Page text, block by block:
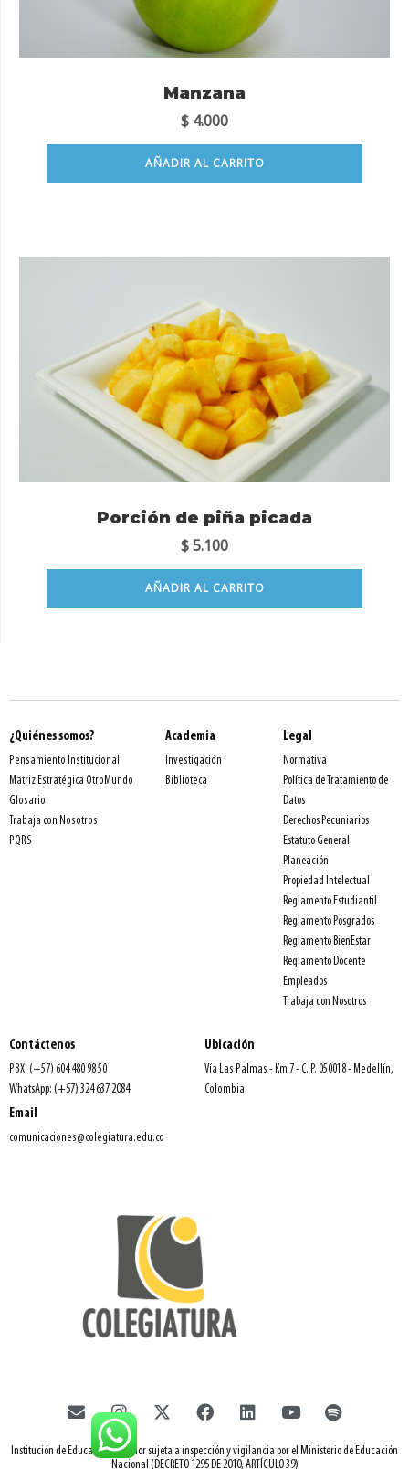
Manzana
$ 4.000
AÑADIR AL CARRITO
Porción de piña picada
$5.100
AÑADIR AL CARRITO
¿Quiénes somos?
Pensamiento Institucional
Matriz Estratégica OtroMundo
Glosario
Trabaja con Nosotros
PQRS
Academia
Investigación
Biblioteca
Legal
Normativa
Política de Tratamiento de
Datos
Derechos Pecuniarios
Estatuto General
Planeación
Propiedad Intelectual
Reglamento Estudiantil
Reglamento Posgrados
Reglamento BienEstar
Reglamento Docente
Empleados
Trabaja con Nosotros
Contáctenos
PBX: (+57) 604 480 98 50
WhatsApp: (+57) 324 637 2084
Email
comunicaciones@colegiatura.edu.co
Ubicación
Vía Las Palmas - Km 7 - C. P. 050018 - Medellín,
Colombia
Institución de Educación Superior sujeta a inspección y vigilancia por el Ministerio de Educación
Nacional (DECRETO 1295 DE 2010, ARTÍCULO 39)